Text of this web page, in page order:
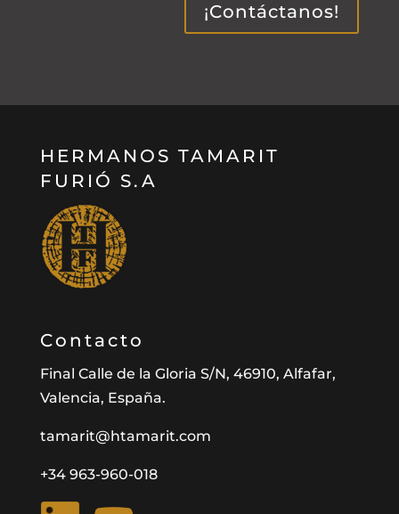
¡Contáctanos!
HERMANOS TAMARIT
FURIÓ S.A
Contacto
Final Calle de la Gloria S/N, 46910, Alfafar,
Valencia, España.
tamarit@htamarit.com
+34 963-960-018